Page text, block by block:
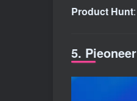
Product Hunt:
5. Pieoneer